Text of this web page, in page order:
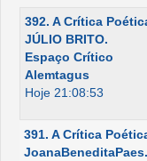
392. A Crítica
JÚLIO BRITO.
Espaço Crítico
Alemtagus
Hoje 21:08:53
391. A Crítica